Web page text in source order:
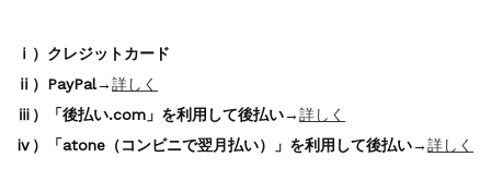
ⅰ）クレジットカード
ⅱ）PayPal→詳しく
ⅲ）「後払い.com」を利用して後払い→詳しく
ⅳ）「atone（コンビニで翌月払い）」を利用して後払い→詳しく